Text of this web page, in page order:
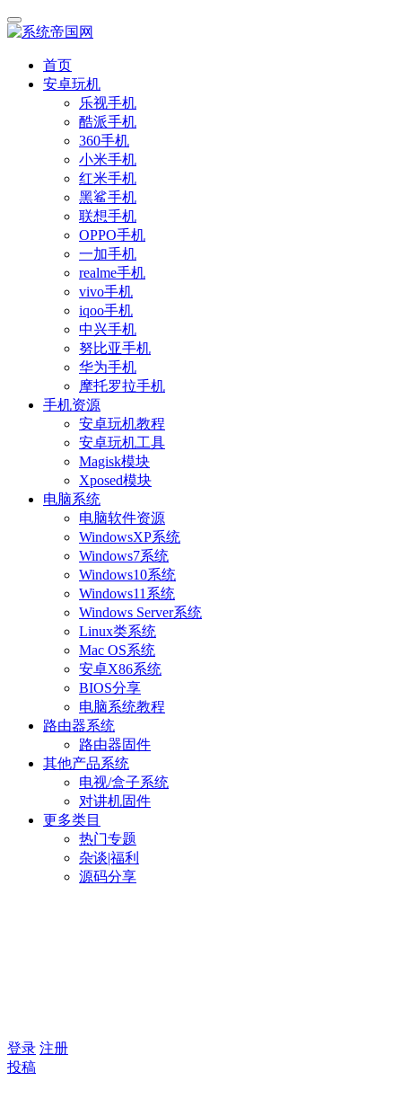
首页
安卓玩机
乐视手机
酷派手机
360手机
小米手机
红米手机
黑鲨手机
联想手机
OPPO手机
一加手机
realme手机
vivo手机
iqoo手机
中兴手机
努比亚手机
华为手机
摩托罗拉手机
手机资源
安卓玩机教程
安卓玩机工具
Magisk模块
Xposed模块
电脑系统
电脑软件资源
WindowsXP系统
Windows7系统
Windows10系统
Windows11系统
Windows Server系统
Linux类系统
Mac OS系统
安卓X86系统
BIOS分享
电脑系统教程
路由器系统
路由器固件
其他产品系统
电视/盒子系统
对讲机固件
更多类目
热门专题
杂谈|福利
源码分享
登录 注册
投稿